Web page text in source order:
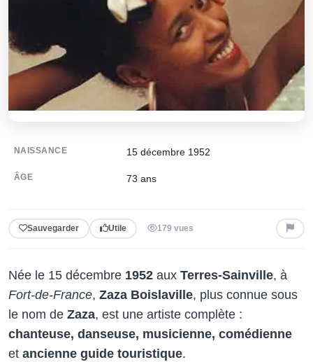
NAISSANCE 15 décembre 1952
ÂGE 73 ans
Sauvegarder Utile 179 vues
Née le 15 décembre 1952 aux Terres-Sainville, à
Fort-de-France, Zaza Boislaville, plus connue sous
le nom de Zaza, est une artiste complète :
chanteuse, danseuse, musicienne, comédienne
et ancienne guide touristique.